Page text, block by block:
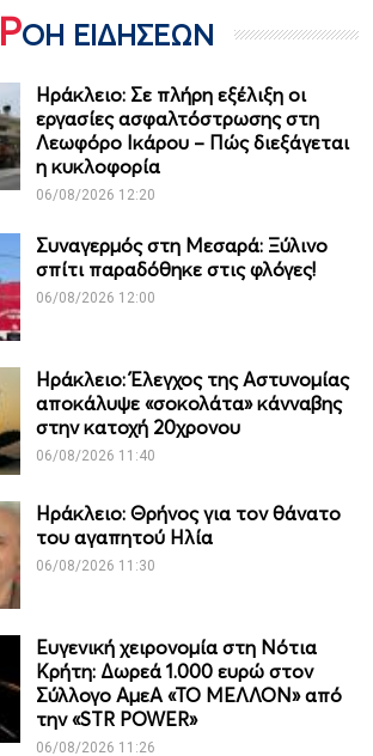
ΡΟΗ ΕΙΔΗΣΕΩΝ
Ηράκλειο: Σε πλήρη εξέλιξη οι
εργασίες ασφαλτόστρωσης στη
Λεωφόρο Ικάρου – Πώς διεξάγεται
η κυκλοφορία
06/08/2026 12:20
Συναγερμός στη Μεσαρά: Ξύλινο
σπίτι παραδόθηκε στις φλόγες!
06/08/2026 12:00
Ηράκλειο: Έλεγχος της Αστυνομίας
αποκάλυψε «σοκολάτα» κάνναβης
στην κατοχή 20χρονου
06/08/2026 11:40
Ηράκλειο: Θρήνος για τον θάνατο
του αγαπητού Ηλία
06/08/2026 11:30
Ευγενική χειρονομία στη Νότια
Κρήτη: Δωρεά 1.000 ευρώ στον
Σύλλογο ΑμεΑ «ΤΟ ΜΕΛΛΟΝ» από
την «STR POWER»
06/08/2026 11:26